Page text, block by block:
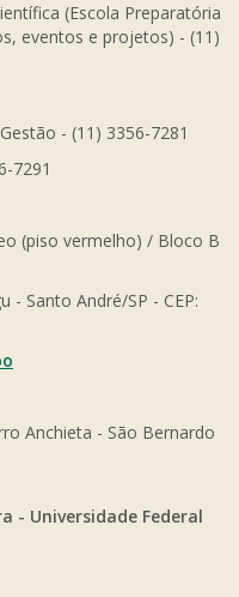
(Escola Preparatória
eventos e projetos) - (11)
- (11) 3356-7281
7291
(piso vermelho) / Bloco B
- Santo André/SP - CEP:
Anchieta - São Bernardo
- Universidade Federal